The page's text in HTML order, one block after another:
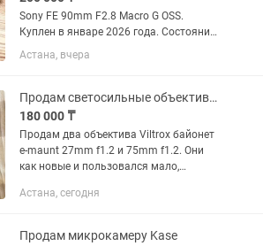
Sony FE 90mm F2.8 Macro G OSS.
Куплен в январе 2026 года. Состояние
практически нового, без царапин и
потертостей. Полный комплект:
задняя крышки. Использовался...
Астана, вчера
Продам светосильные объективы Viltrox
180 000 ₸
Продам два объектива Viltrox байонет
e-maunt 27mm f1.2 и 75mm f1.2. Они
как новые и пользовался мало,
объектив 180к, если оба заберете, то
Астана, сегодня
Продам микрокамеру Kase